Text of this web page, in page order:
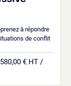
à répondre
de conflit
€ HT /